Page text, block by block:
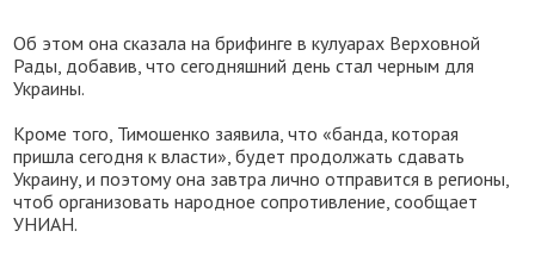
Об этом она сказала на брифинге в кулуарах Верховной
Рады, добавив, что сегодняшний день стал черным для
Украины.
Кроме того, Тимошенко заявила, что «банда, которая
пришла сегодня к власти», будет продолжать сдавать
Украину, и поэтому она завтра лично отправится в регионы,
чтоб организовать народное сопротивление, сообщает
УНИАН.